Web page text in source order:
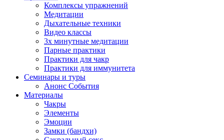
Комплексы упражнений
Медитации
Дыхательные техники
Видео классы
3х минутные медитации
Парные практики
Практики для чакр
Практики для иммунитета
Семинары и туры
Анонс События
Материалы
Чакры
Элементы
Эмоции
Замки (бандхи)